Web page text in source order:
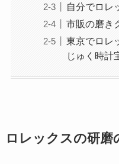
自分でロレ
市販の磨き
東京でロレ
じゅく時計
ロレックスの研磨